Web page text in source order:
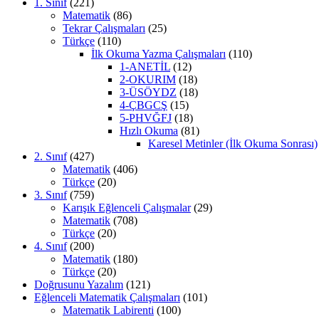
1. Sınıf (221)
Matematik (86)
Tekrar Çalışmaları (25)
Türkçe (110)
İlk Okuma Yazma Çalışmaları (110)
1-ANETİL (12)
2-OKURIM (18)
3-ÜSÖYDZ (18)
4-ÇBGCŞ (15)
5-PHVĞFJ (18)
Hızlı Okuma (81)
Karesel Metinler (İlk Okuma Sonrası)
2. Sınıf(427)
Matematik (406)
Türkçe (20)
3. Sınıf(759)
Karışık Eğlenceli Çalışmalar(29)
Matematik (708)
Türkçe (20)
4. Sınıf(200)
Matematik (180)
Türkçe (20)
Doğrusunu Yazalım (121)
Eğlenceli Matematik Çalışmaları (101)
Matematik Labirenti (100)